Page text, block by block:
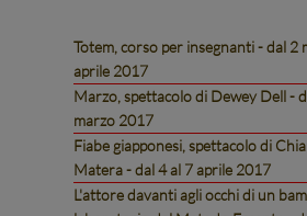
Totem, corso per insegnanti - dal 2
aprile 2017
Marzo, spettacolo di Dewey Dell -
marzo 2017
Fiabe giapponesi, spettacolo di
Matera - dal 4 al 7 aprile 2017
L'attore davanti agli occhi di un